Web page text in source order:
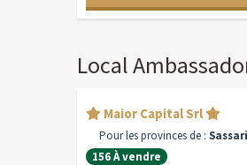
Local
Maior Capital Srl
Pour les provinces de : Sassari
156 À vendre